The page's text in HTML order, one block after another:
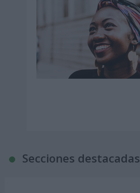
Secciones destacadas